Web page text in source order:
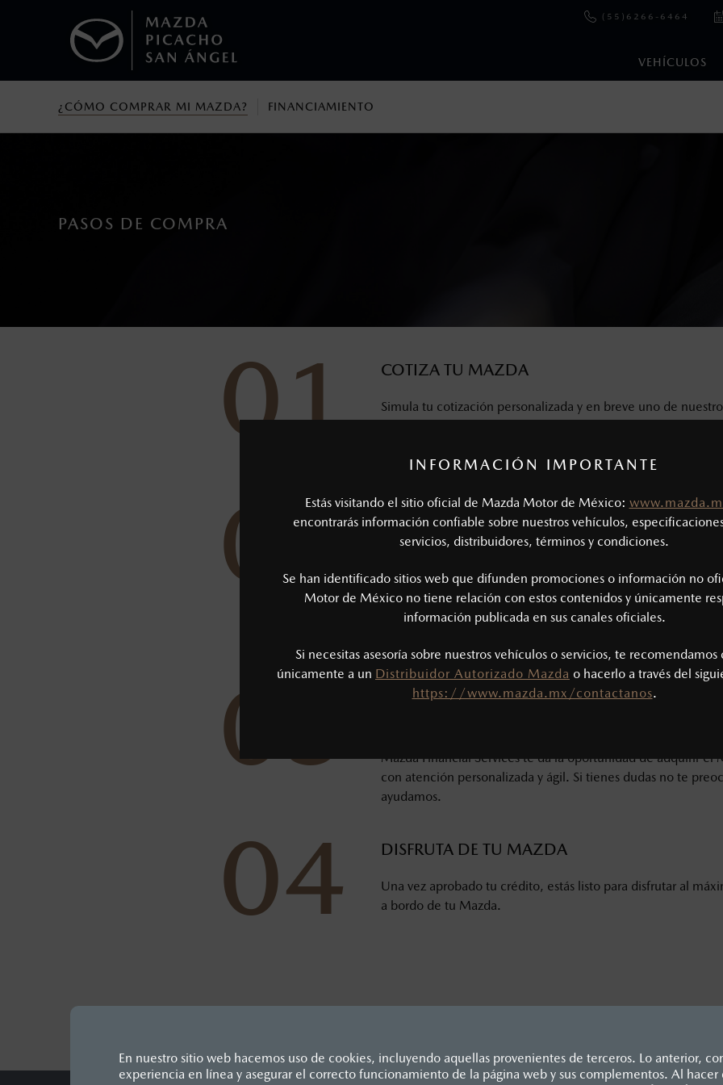
INFORMACIÓN IMPORTANTE
Estás visitando el sitio oficial de Mazda Motor de México:
encontrarás información confiable sobre nuestros vehículos,
servicios, distribuidores, términos y condiciones.
Se han identificado sitios web que difunden promociones o información no
Motor de México no tiene relación con estos contenidos y únicamente
información publicada en sus canales oficiales.
Si necesitas asesoría sobre nuestros vehículos o servicios, te recomendamos
únicamente a un Distribuidor Autorizado Mazda o hacerlo a través del
https://www.mazda.mx/contactanos.
En nuestro sitio web hacemos uso de cookies, incluyendo aquellas provenientes de terceros. Lo anterior,
experiencia en línea y asegurar el correcto funcionamiento de la página web y sus complementos. Al
VEHÍCULOS
(55)6266-6464
¿CÓMO COMPRAR MI MAZDA? FINANCIAMIENTO
PASOS DE COMPRA
01 COTIZA TU MAZDA
Simula tu cotización personalizada y en breve uno de
02
AGENDA UNA CITA CON NOSOTROS Y
DE MANEJO
Agenda una cita con nosotros para obtener más información
vehículos y ven a manejar tu nuevo Mazda.
03
REALIZA TU SOLICITUD DE CRÉDITO CON
Mazda Financial Serviceste da la oportunidad de adquirir el
con atención personalizada y ágil. Si tienes dudas no te
ayudamos.
04 DISFRUTA DE TU MAZDA
Una vez aprobado tu crédito, estás listo para disfrutar al
a bordo de tu Mazda.
1
Los precios y especificaciones indicados en esta página son al menudeo, sugeridos por el fabricante, en
Todas las imágenes del sitio son meramente ilustrativas.